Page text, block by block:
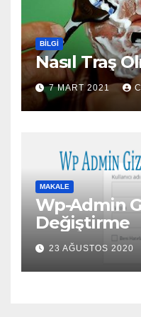
BILGI
Nasıl Traş
7 MART 2021
MAKALE
Wp-Admin
Değiştirme
23 AĞUSTOS 2020